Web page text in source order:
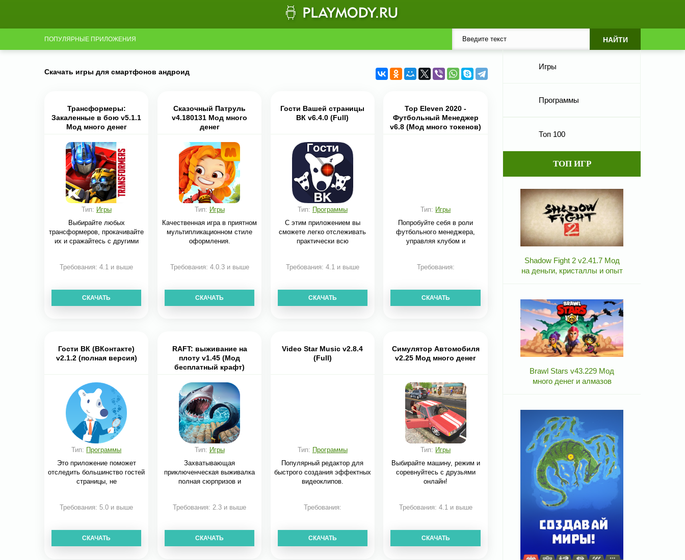
ПОПУЛЯРНЫЕ ПРИЛОЖЕНИЯ
Скачать игры для смартфонов андроид
Трансформеры:
Закаленные в бою v5.1.1
Мод много денег
Тип: Игры
Выбирайте любых
трансформеров, прокачивайте
их и сражайтесь с другими
Требования: 4.1 и выше
СКАЧАТЬ
Сказочный Патруль
v4.180131 Мод много
денег
Тип: Игры
Качественная игра в приятном
мультипликационном стиле
оформления.
Требования: 4.0.3 и выше
СКАЧАТЬ
Гости Вашей страницы
ВК v6.4.0 (Full)
Тип: Программы
С этим приложением вы
сможете легко отслеживать
практически всю
Требования: 4.1 и выше
СКАЧАТЬ
Top Eleven 2020 -
Футбольный Менеджер
v6.8 (Мод много токенов)
Тип: Игры
Попробуйте себя в роли
футбольного менеджера,
управляя клубом и
Требования:
СКАЧАТЬ
Гости ВК (ВКонтакте)
v2.1.2 (полная версия)
Тип: Программы
Это приложение поможет
отследить большинство гостей
страницы, не
Требования: 5.0 и выше
СКАЧАТЬ
RAFT: выживание на
плоту v1.45 (Мод
бесплатный крафт)
Тип: Игры
Захватывающая
приключенческая выживалка
полная сюрпризов и
Требования: 2.3 и выше
СКАЧАТЬ
Video Star Music v2.8.4
(Full)
Тип: Программы
Популярный редактор для
быстрого создания эффектных
видеоклипов.
Требования:
СКАЧАТЬ
Симулятор Автомобиля
v2.25 Мод много денег
Тип: Игры
Выбирайте машину, режим и
соревнуйтесь с друзьями
онлайн!
Требования: 4.1 и выше
СКАЧАТЬ
Игры
Программы
Топ 100
ТОП ИГР
Shadow Fight 2 v2.41.7 Мод
на деньги, кристаллы и опыт
Brawl Stars v43.229 Мод
много денег и алмазов